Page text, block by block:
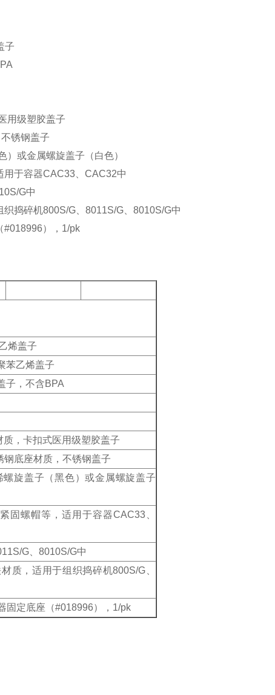
子
用级塑胶盖子
锈钢盖子
或金属螺旋盖子（白色）
用于容器CAC33、CAC32中
G中
捣碎机800S/G、8011S/G、8010S/G中
#018996），1/pk
烯盖子
苯乙烯盖子
子，不含BPA
，卡扣式医用级塑胶盖子
钢底座材质，不锈钢盖子
旋盖子（黑色）或金属螺旋盖子
固螺帽等，适用于容器CAC33、
G、8010S/G中
质，适用于组织捣碎机800S/G、
固定底座（#018996），1/pk